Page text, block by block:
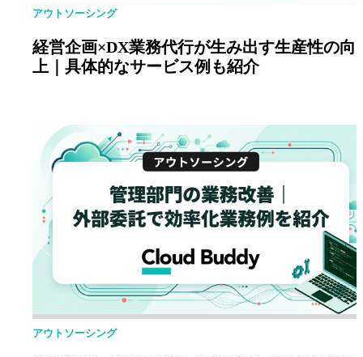
アウトソーシング
経営企画×DX業務代行が生み出す生産性の向
上｜具体的なサービス例も紹介
アウトソーシング